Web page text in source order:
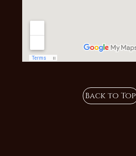
Back to Top